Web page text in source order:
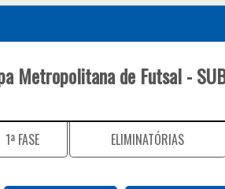
Metropolitana de Futsal -
1ª FASE ELIMINATÓRIAS